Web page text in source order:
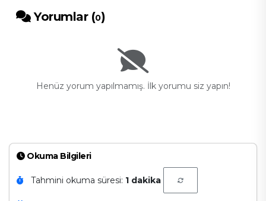
Okuma Bilgileri
Tahmini okuma süresi: 1 dakika
Yorumlar (0)
Henüz yorum yapılmamış. İlk yorumu siz yapın!